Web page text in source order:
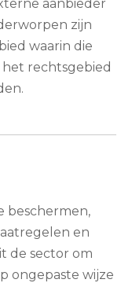
aanbieder
zijn
waarin die
het rechtsgebied
beschermen,
en
de sector om
ongepaste wijze